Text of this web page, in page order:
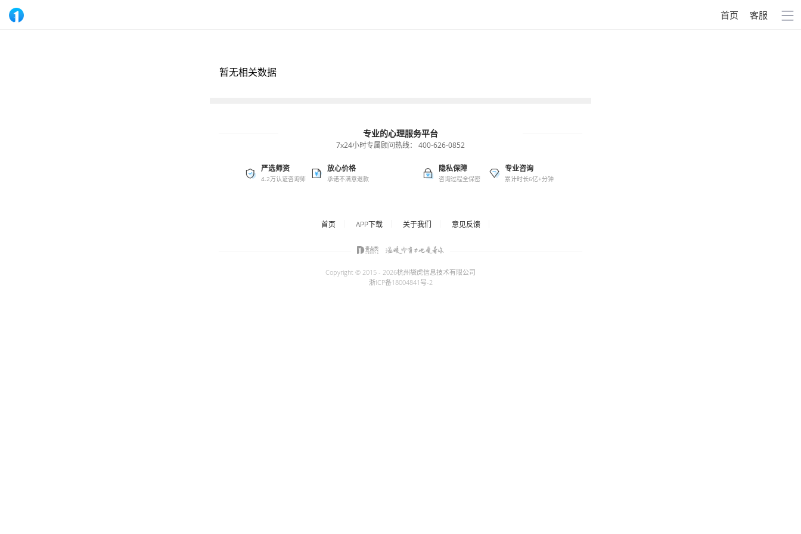
首页 客服
暂无相关数据
专业的心理服务平台
7x24小时专属顾问热线： 400-626-0852
严选师资
4.2万认证咨询师
专业咨询
累计时长6亿+分钟
放心价格
承诺不满意退款
隐私保障
咨询过程全保密
首页 APP下载 关于我们 意见反馈
Copyright © 2015 - 2026杭州袋虎信息技术有限公司
浙ICP备18004841号-2